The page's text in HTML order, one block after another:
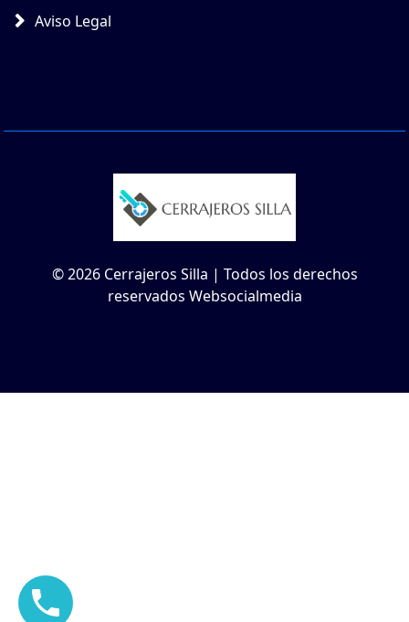
Aviso Legal
© 2026 Cerrajeros Silla | Todos los derechos
reservados Websocialmedia